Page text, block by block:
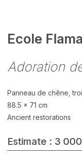
Ecole
Adoration
Panneau de chêne,
88.5 x 71 cm
Ancient restorations
Estimate : 3